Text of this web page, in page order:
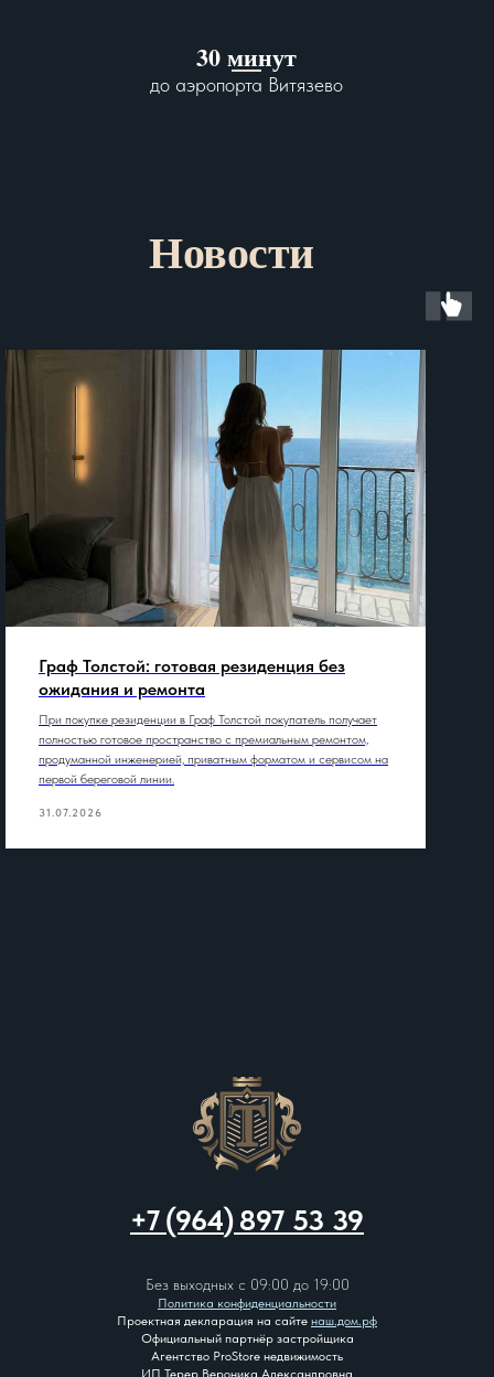
30 минут
до аэропорта Витязево
Новости
Граф Толстой: готовая резиденция без
ожидания и ремонта
При покупке резиденции в Граф Толстой покупатель получает
полностью готовое пространство с премиальным ремонтом,
продуманной инженерией, приватным форматом и сервисом на
первой береговой линии.
31.07.2026
+7 (964)897 53 39
Без выходных с 09:00 до 19:00
Политика конфиденциальности
Проектная декларация на сайте наш.дом.рф
Официальный партнёр застройщика
Агентство ProStore недвижимость
ИП Терер Вероника Александровна